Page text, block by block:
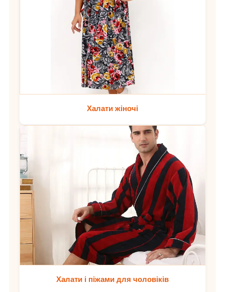
Халати жіночі
Халати і піжами для чоловіків